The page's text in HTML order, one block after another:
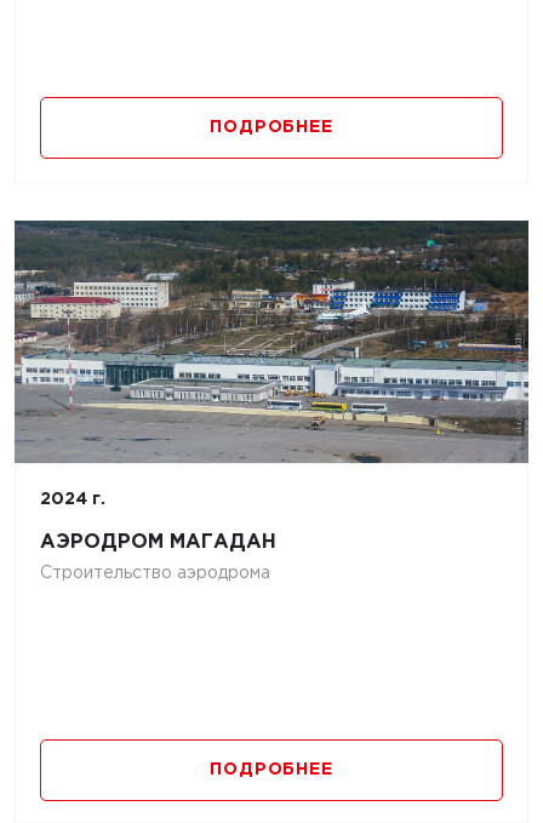
ПОДРОБНЕЕ
2024 г.
АЭРОДРОМ МАГАДАН
Строительство аэродрома
ПОДРОБНЕЕ